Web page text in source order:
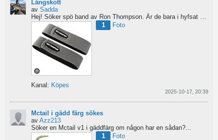
Långskott
av Sadda
Hej! Söker spö band av Ron Thompson. Är de bara i hyfsat skick så köper jag gärna ett par....
1
Foto
Kanal: Köpes
2025-10-17, 20:39
Mctail i gädd färg sökes
av Azz213
Söker en Mctail v1 i gäddfärg om någon har en sådan?...
1
Foto